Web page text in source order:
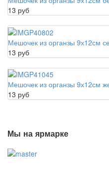
13 руб
Мешочек из органзы 9х12см
13 руб
Мешочек из органзы 9х12см
13 руб
Мы на ярмарке